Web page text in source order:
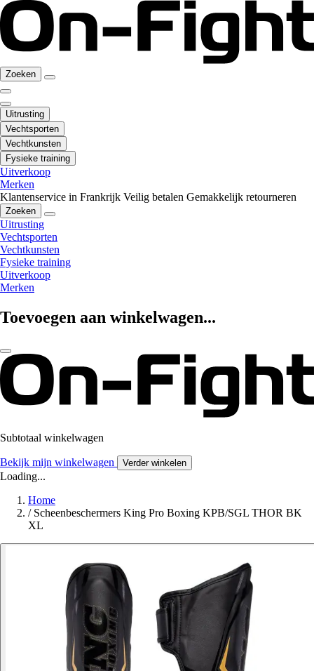
Zoeken
Uitrusting
Vechtsporten
Vechtkunsten
Fysieke training
Uitverkoop
Merken
Klantenservice in Frankrijk Veilig betalen Gemakkelijk retourneren
Zoeken
Uitrusting
Vechtsporten
Vechtkunsten
Fysieke training
Uitverkoop
Merken
Toevoegen aan winkelwagen...
Subtotaal winkelwagen
Bekijk mijn winkelwagen Verder winkelen
Loading...
Home
/ Scheenbeschermers King Pro Boxing KPB/SGL THOR BK
XL